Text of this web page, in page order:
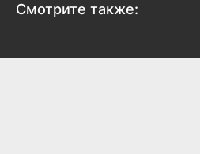
Смотрите также: